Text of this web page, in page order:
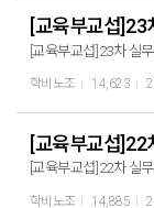
[교육부교섭
[교육부교섭]23차 실
학비노조 14,623
[교육부교섭
[교육부교섭]22차 실
학비노조 14,885